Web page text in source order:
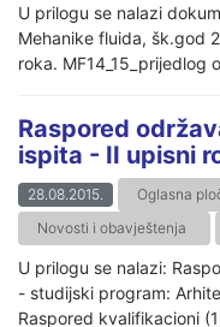
U prilogu se nalazi
Mehanike fluida, šk.god
roka. MF14_15_prijedlog
Raspored
ispita - II upisni
28.08.2015. Oglasna
Novosti i obavještenja
U prilogu se nalazi:
- studijski program:
Raspored kvalifikacioni